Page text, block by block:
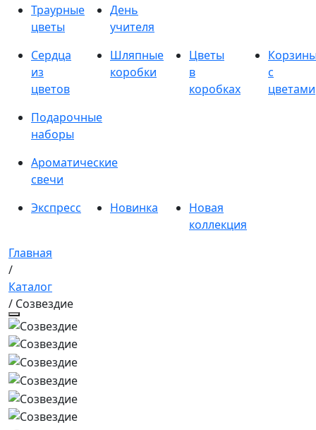
Траурные
цветы
День
учителя
Сердца
из
цветов
Шляпные
коробки
Цветы
в
коробках
с
цветами
Подарочные
наборы
Ароматические
свечи
Экспресс
Новинка
Новая
коллекция
Главная
/
Каталог
/ Созвездие